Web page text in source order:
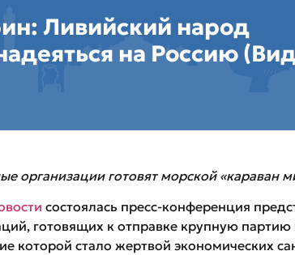
Ливийский народ
на Россию
организации готовят морской «караван
состоялась пресс-конференция
готовящих к отправке крупную
которой стало жертвой экономических